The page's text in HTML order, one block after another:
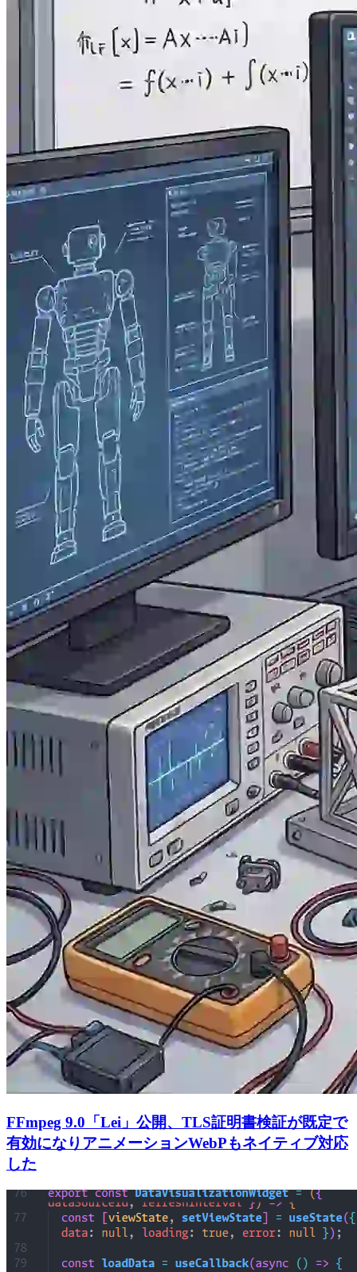
FFmpeg 9.0「Lei」公開、TLS証明書検証が既定で
有効になりアニメーションWebPもネイティブ対応
した